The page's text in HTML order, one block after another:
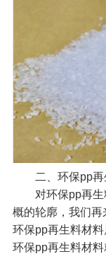
二、环保pp再
对环保pp再生
概的轮廓，我们再
环保pp再生料材
环保pp再生料材